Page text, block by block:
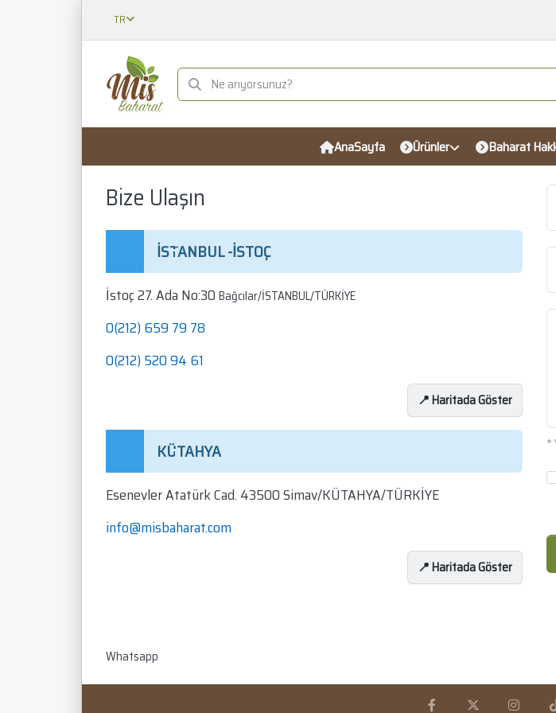
TR
AnaSayfa Ürünler Baharat
Bize Ulaşın
İSTANBUL -İSTOÇ
İstoç 27. Ada No:30 Bağcılar/İSTANBUL/TÜRKİYE
0(212) 659 79 78
0(212) 520 94 61
📍 Haritada Göster
KÜTAHYA
Esenevler Atatürk Cad. 43500 Simav/KÜTAHYA/TÜRKİYE
info@misbaharat.com
📍 Haritada Göster
*
Whatsapp